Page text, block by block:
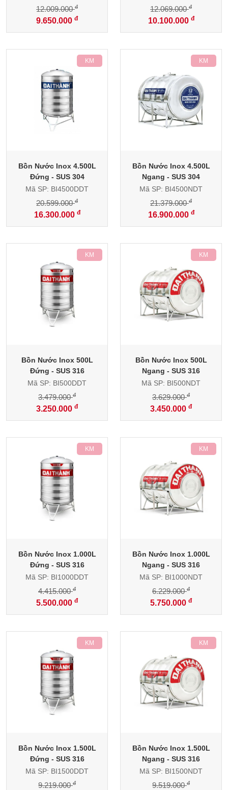
9.650.000 đ
12.009.000đ
10.100.000 đ
12.069.000đ
-21%
Bồn Nước Inox 4.500L
Đứng - SUS 304
Mã SP: BI4500DDT
16.300.000 đ
20.599.000đ
-21%
Bồn Nước Inox 4.500L
Ngang - SUS 304
Mã SP: BI4500NDT
16.900.000 đ
21.379.000đ
-7%
Bồn Nước Inox 500L
Đứng - SUS 316
Mã SP: BI500DDT
3.250.000 đ
3.479.000đ
-5%
Bồn Nước Inox 500L
Ngang - SUS 316
Mã SP: BI500NDT
3.450.000 đ
3.629.000đ
-
-25%
Bồn Nước Inox 1.000L
Đứng - SUS 316
Mã SP: BI1000DDT
5.500.000 đ
4.415.000đ
-8%
Bồn Nước Inox 1.000L
Ngang - SUS 316
Mã SP: BI1000NDT
5.750.000 đ
6.229.000đ
-9%
Bồn Nước Inox 1.500L
Đứng - SUS 316
Mã SP: BI1500DDT
9.219.000đ
-8%
Bồn Nước Inox 1.500L
Ngang - SUS 316
Mã SP: BI1500NDT
9.519.000đ